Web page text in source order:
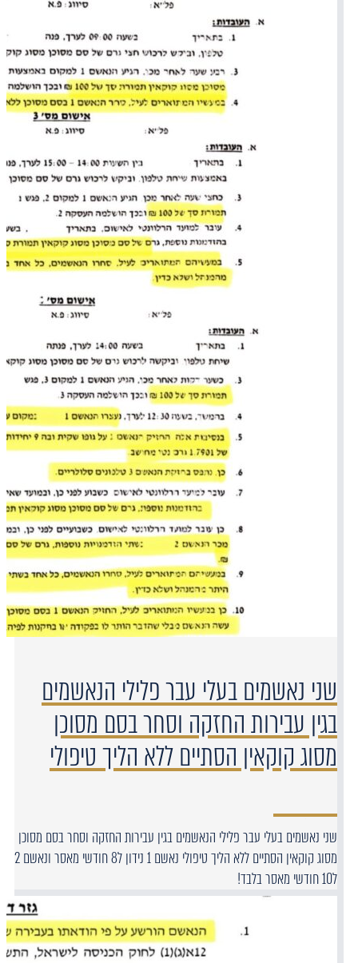
שני נאשמים בעלי עבר פלילי הנאשמים
בגין עבירות החזקה וסחר בסם מסוכן
מסוג קוקאין הסתיים ללא הליך טיפולי
שני נאשמים בעלי עבר פלילי הנאשמים בגין עבירות החזקה וסחר בסם מסוכן
מסוג קוקאין הסתיים ללא הליך טיפולי נאשם 1 נידון ל8 חודשי מאסר ונאשם 2
ל10 חודשי מאסר בלבד!